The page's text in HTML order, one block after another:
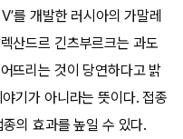
를 개발한 러시아의 가말레
산드르 긴츠부르크는 과도
뜨리는 것이 당연하다고 밝
기가 아니라는 뜻이다. 접종
의 효과를 높일 수 있다.